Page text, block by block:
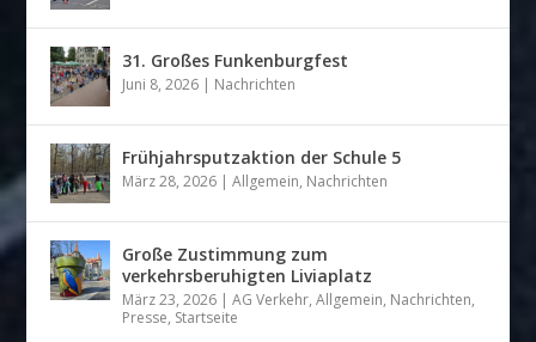
31. Großes Funkenburgfest
Juni 8, 2026 | Nachrichten
Frühjahrsputzaktion der Schule 5
März 28, 2026 |Allgemein, Nachrichten
Große Zustimmung zum
verkehrsberuhigten Liviaplatz
März 23, 2026 |AG Verkehr,Allgemein, Nachrichten,
Presse, Startseite